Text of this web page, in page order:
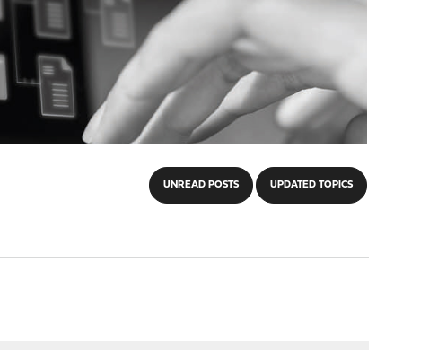
UNREAD POSTS UPDATED TOPICS